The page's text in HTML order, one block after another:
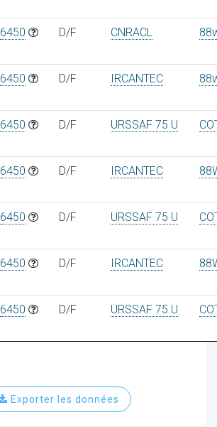
6450 D/F CNRACL
6450 D/F IRCANTEC
6450 D/F URSSAF 75 U
6450 D/F IRCANTEC
6450 D/F URSSAF 75 U
6450 D/F IRCANTEC
6450 D/F URSSAF 75 U
Exporter les données